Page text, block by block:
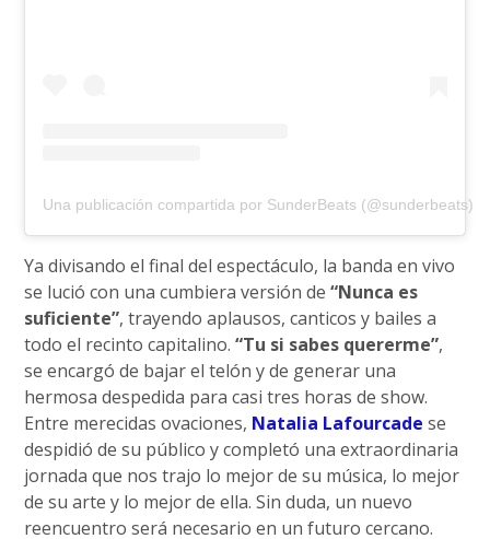
Una publicación compartida por SunderBeats (@sunderbeats)
Ya divisando el final del espectáculo, la banda en vivo
se lució con una cumbiera versión de“Nunca es
suficiente”, trayendo aplausos, canticos y bailes a
todo el recinto capitalino.“Tu si sabes quererme”,
se encargó de bajar el telón y de generar una
hermosa despedida para casi tres horas de show.
Entre merecidas ovaciones, Natalia Lafourcade se
despidió de su público y completó una extraordinaria
jornada que nos trajo lo mejor de su música, lo mejor
de su arte y lo mejor de ella. Sin duda, un nuevo
reencuentro será necesario en un futuro cercano.